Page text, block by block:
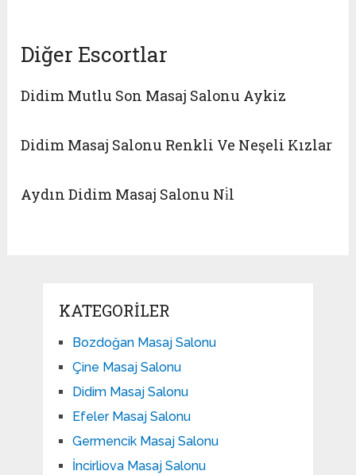
Diğer Escortlar
Didim Mutlu Son Masaj Salonu Aykiz
Didim Masaj Salonu Renkli Ve Neşeli Kızlar
Aydın Didim Masaj Salonu Ni̇l
KATEGORILER
Bozdoğan Masaj Salonu
Çine Masaj Salonu
Didim Masaj Salonu
Efeler Masaj Salonu
Germencik Masaj Salonu
İncirliova Masaj Salonu